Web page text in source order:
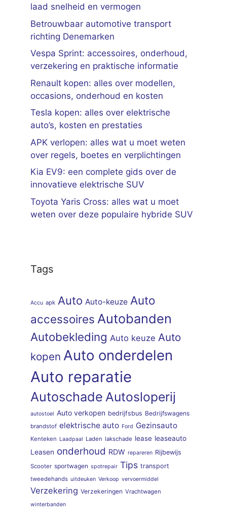
laad snelheid en vermogen
Betrouwbaar automotive transport
richting Denemarken
Vespa Sprint: accessoires, onderhoud,
verzekering en praktische informatie
Renault kopen: alles over modellen,
occasions, onderhoud en kosten
Tesla kopen: alles over elektrische
auto’s, kosten en prestaties
APK verlopen: alles wat u moet weten
over regels, boetes en verplichtingen
Kia EV9: een complete gids over de
innovatieve elektrische SUV
Toyota Yaris Cross: alles wat u moet
weten over deze populaire hybride SUV
Tags
Accu apk Auto Auto-keuze Auto
accessoires Autobanden
Autobekleding Auto keuze Auto
kopen Auto onderdelen
Auto reparatie
Autoschade Autosloperij
autostoel Auto verkopen bedrijfsbus Bedrijfswagens
brandstof elektrische auto Ford Gezinsauto
Kenteken Laadpaal Laden lakschade lease leaseauto
Leasen onderhoud RDW repareren Rijbewijs
Scooter sportwagen spotrepair Tips transport
tweedehands uitdeuken Verkoop vervoermiddel
Verzekering Verzekeringen Vrachtwagen
winterbanden